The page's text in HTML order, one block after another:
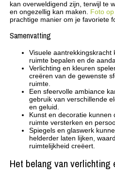
kan overweldigend zijn, terwijl te
en ongezellig kan maken. Foto
prachtige manier om je favoriete
Samenvatting
Visuele aantrekkingskracht
ruimte bepalen en de
Verlichting en kleuren
creëren van de gewenste
ruimte.
Een sfeervolle ambiance
gebruik van verschillende
en geluid.
Kunst en decoratie kunnen
ruimte versterken en
Spiegels en glaswerk
helderder laten lijken,
ruimtelijkheid creëert.
Het belang van verlichting